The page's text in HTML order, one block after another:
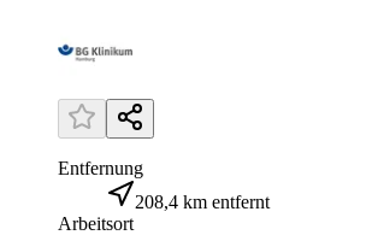
Entfernung
208,4 km entfernt
Arbeitsort